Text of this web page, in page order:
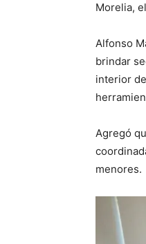
Morelia,
Alfonso
brindar
interior
Agregó
menores.